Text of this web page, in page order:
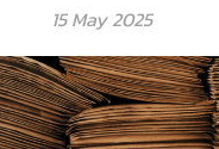
15 May 2025